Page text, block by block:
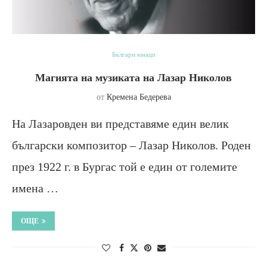
Българи юнаци
Магията на музиката на Лазар Николов
от Кремена Бедерева
На Лазаровден ви представяме един велик
български композитор – Лазар Николов. Роден
през 1922 г. в Бургас той е един от големите
имена …
ОЩЕ